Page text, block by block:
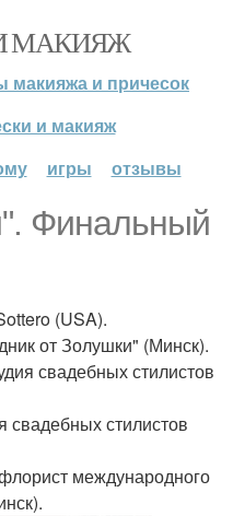
МАКИЯЖ
макияжа и причесок
и макияж
игры отзывы
Финальный
(USA).
от Золушки" (Минск).
свадебных стилистов
свадебных стилистов
международного